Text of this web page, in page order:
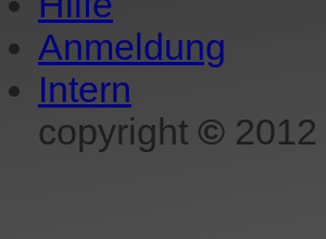
Anmeldung
Intern
copyright ©